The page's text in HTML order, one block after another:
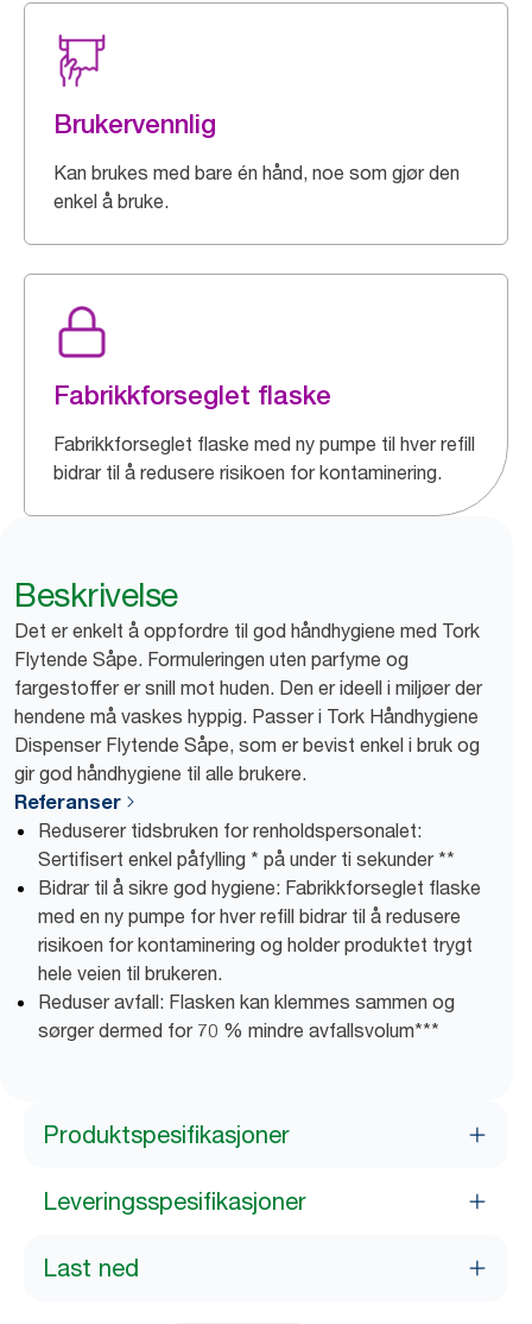
Brukervennlig
Kan brukes med bare én hånd, noe som gjør den
enkel å bruke.
Fabrikkforseglet flaske
Fabrikkforseglet flaske med ny pumpe til hver refill
bidrar til å redusere risikoen for kontaminering.
Beskrivelse
Det er enkelt å oppfordre til god håndhygiene med Tork
Flytende Såpe. Formuleringen uten parfyme og
fargestoffer er snill mot huden. Den er ideell i miljøer der
hendene må vaskes hyppig. Passer i Tork Håndhygiene
Dispenser Flytende Såpe, som er bevist enkel i bruk og
gir god håndhygiene til alle brukere.
Referanser
Reduserer tidsbruken for renholdspersonalet:
Sertifisert enkel påfylling * på under ti sekunder **
Bidrar til å sikre god hygiene: Fabrikkforseglet flaske
med en ny pumpe for hver refill bidrar til å redusere
risikoen for kontaminering og holder produktet trygt
hele veien til brukeren.
Reduser avfall: Flasken kan klemmes sammen og
sørger dermed for 70 % mindre avfallsvolum***
Produktspesifikasjoner
Leveringsspesifikasjoner
Last ned